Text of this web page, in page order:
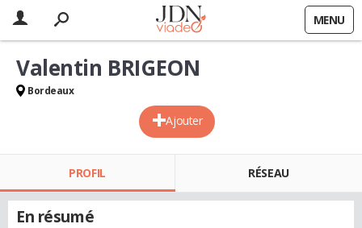
MENU
Ajouter
Valentin BRIGEON
Bordeaux
PROFIL RÉSEAU
En résumé